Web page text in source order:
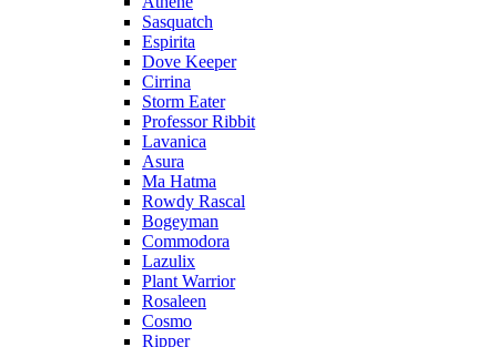
Sasquatch
Espirita
Dove Keeper
Cirrina
Storm Eater
Professor Ribbit
Lavanica
Asura
Ma Hatma
Rowdy Rascal
Bogeyman
Commodora
Lazulix
Plant Warrior
Rosaleen
Cosmo
Ripper